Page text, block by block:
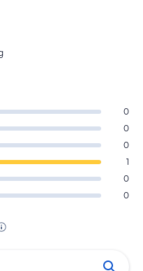
0
0
0
1
0
0